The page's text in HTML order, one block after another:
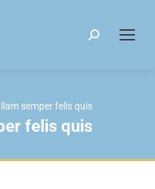
Search:
semper felis quis
felis quis